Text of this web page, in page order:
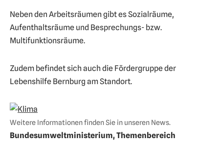
Neben den Arbeitsräumen gibt es Sozialräume,
Aufenthaltsräume und Besprechungs- bzw.
Multifunktionsräume.
Zudem befindet sich auch die Fördergruppe der
Lebenshilfe Bernburg am Standort.
Weitere Informationen finden Sie in unseren News.
Bundesumweltministerium, Themenbereich